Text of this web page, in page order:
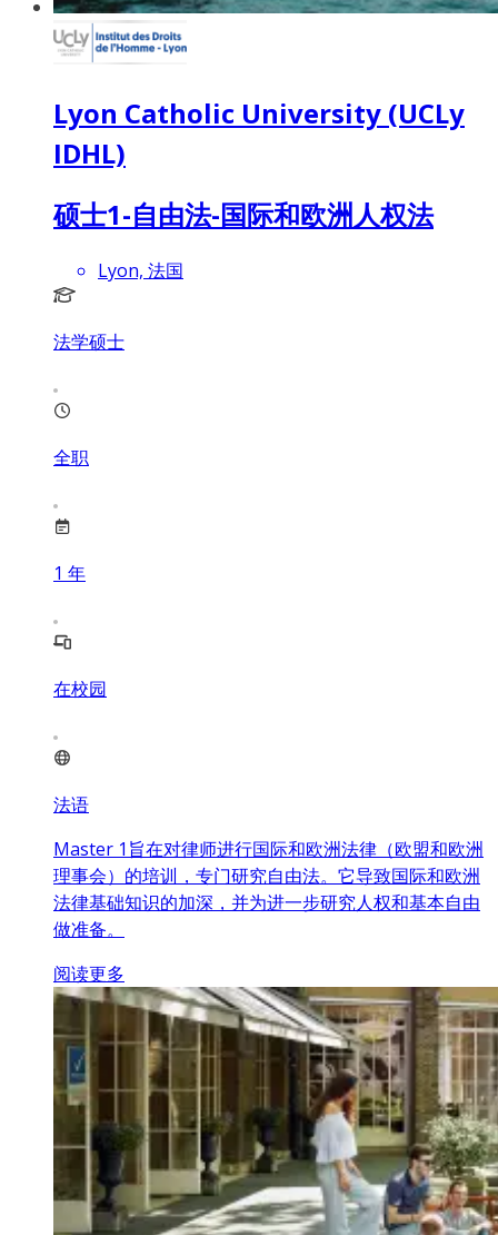
Lyon Catholic University (UCLy
IDHL)
硕士1-自由法-国际和欧洲人权法
Lyon, 法国
法学硕士
全职
1 年
在校园
法语
Master 1旨在对律师进行国际和欧洲法律（欧盟和欧洲
理事会）的培训，专门研究自由法。它导致国际和欧洲
法律基础知识的加深，并为进一步研究人权和基本自由
做准备。
阅读更多